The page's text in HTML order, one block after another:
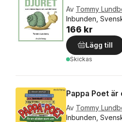
Av Tommy
Inbunden,
166 kr
Lägg till
Skickas
Pappa Poet
Av Tommy
Inbunden,